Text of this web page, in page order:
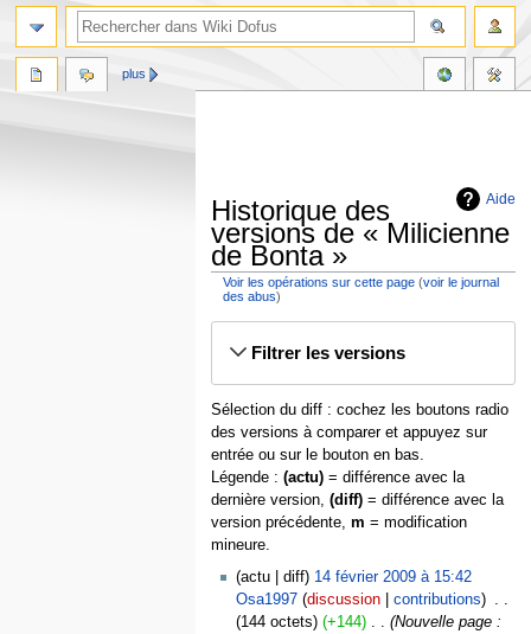
Aide
Historique des
versions de « Milicienne
de Bonta »
Voir les opérations sur cette page (voir le journal
des abus)
Filtrer les versions
Sélection du diff : cochez les boutons radio
des versions à comparer et appuyez sur
entrée ou sur le bouton en bas.
Légende : (actu)= différence avec la
dernière version, (diff)= différence avec la
version précédente, m = modification
mineure.
actu
diff
14 février 2009 à 15:42
Osa1997 discussion contributions
144 octets
+144
Nouvelle page :
plus